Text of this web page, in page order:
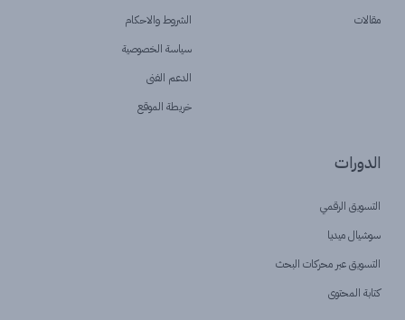
مقالات
الشروط والاحكام
سياسة الخصوصية
الدعم الفنى
خريطة الموقع
الدورات
التسويق الرقمي
سوشيال ميديا
التسويق عبر محركات البحث
كتابة المحتوى